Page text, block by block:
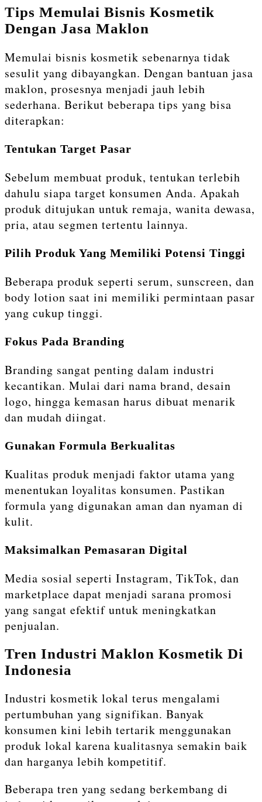
Tips Memulai Bisnis Kosmetik
Dengan Jasa Maklon
Memulai bisnis kosmetik sebenarnya tidak
sesulit yang dibayangkan. Dengan bantuan jasa
maklon, prosesnya menjadi jauh lebih
sederhana. Berikut beberapa tips yang bisa
diterapkan:
Tentukan Target Pasar
Sebelum membuat produk, tentukan terlebih
dahulu siapa target konsumen Anda. Apakah
produk ditujukan untuk remaja, wanita dewasa,
pria, atau segmen tertentu lainnya.
Pilih Produk Yang Memiliki Potensi Tinggi
Beberapa produk seperti serum, sunscreen, dan
body lotion saat ini memiliki permintaan pasar
yang cukup tinggi.
Fokus Pada Branding
Branding sangat penting dalam industri
kecantikan. Mulai dari nama brand, desain
logo, hingga kemasan harus dibuat menarik
dan mudah diingat.
Gunakan Formula Berkualitas
Kualitas produk menjadi faktor utama yang
menentukan loyalitas konsumen. Pastikan
formula yang digunakan aman dan nyaman di
kulit.
Maksimalkan Pemasaran Digital
Media sosial seperti Instagram, TikTok, dan
marketplace dapat menjadi sarana promosi
yang sangat efektif untuk meningkatkan
penjualan.
Tren Industri Maklon Kosmetik Di
Indonesia
Industri kosmetik lokal terus mengalami
pertumbuhan yang signifikan. Banyak
konsumen kini lebih tertarik menggunakan
produk lokal karena kualitasnya semakin baik
dan harganya lebih kompetitif.
Beberapa tren yang sedang berkembang di